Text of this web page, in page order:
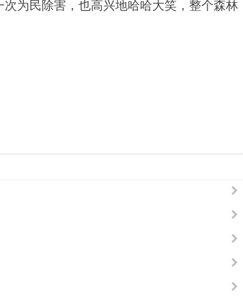
为民除害，也高兴地哈哈大笑，整个森林